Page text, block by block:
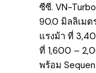
ซีซี. VN-
90.0 มิลลิเมต
แรงม้า ที่
ที่ 1,600 –
พร้อม